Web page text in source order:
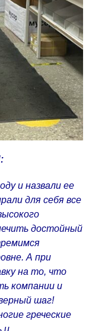
и назвали ее
для себя все
достойный
А при
на то, что
компании и
шаг!
греческие